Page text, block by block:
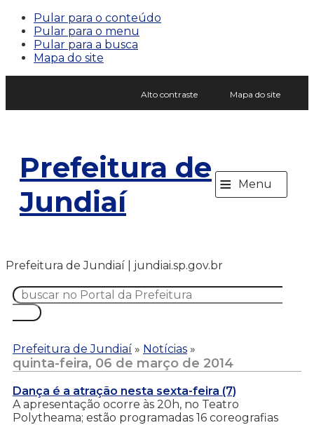
Pular para o conteúdo
Pular para o menu
Pular para a busca
Mapa do site
Alto contraste Mapa do site
Prefeitura de
Jundiaí
≡ Menu
Prefeitura de Jundiaí | jundiai.sp.gov.br
Prefeitura de Jundiaí » Notícias »
quinta-feira, 06 de março de 2014
Dança é a atração nesta sexta-feira (7)
A apresentação ocorre às 20h, no Teatro
Polytheama; estão programadas 16 coreografias